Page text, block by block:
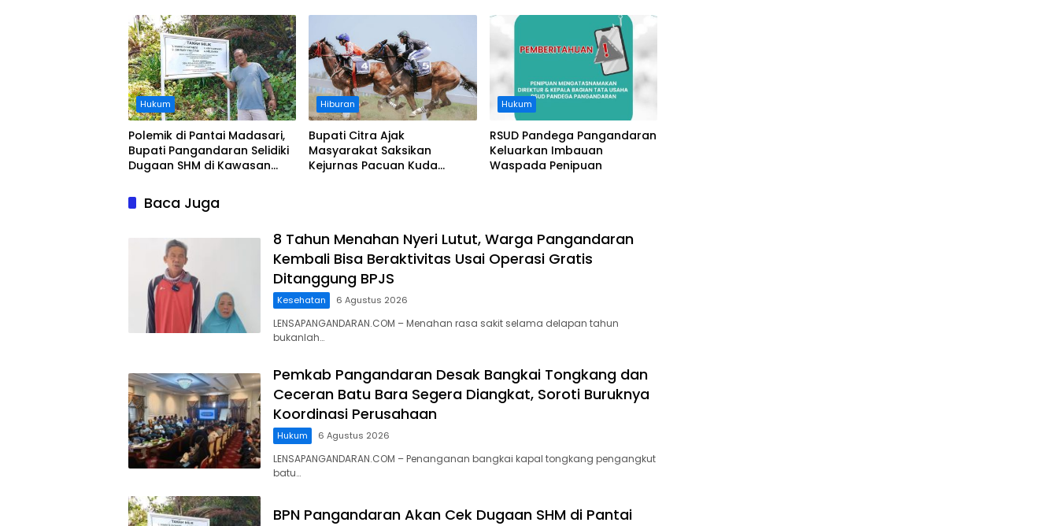
Ditanggung BPJS
Koordinasi Perusahaan
Hukum
Polemik di Pantai Madasari,
Bupati Pangandaran Selidiki
Dugaan SHM di Kawasan
Hiburan
Bupati Citra Ajak
Masyarakat Saksikan
Kejurnas Pacuan Kuda
Hukum
RSUD Pandega Pangandaran
Keluarkan Imbauan
Waspada Penipuan
Baca Juga
8 Tahun Menahan Nyeri Lutut, Warga Pangandaran
Kembali Bisa Beraktivitas Usai Operasi Gratis
Ditanggung BPJS
Kesehatan 6 Agustus 2026
LENSAPANGANDARAN.COM – Menahan rasa sakit selama delapan tahun
bukanlah…
Pemkab Pangandaran Desak Bangkai Tongkang dan
Ceceran Batu Bara Segera Diangkat, Soroti Buruknya
Koordinasi Perusahaan
Hukum 6 Agustus 2026
LENSAPANGANDARAN.COM – Penanganan bangkai kapal tongkang pengangkut
batu…
BPN Pangandaran Akan Cek Dugaan SHM di Pantai